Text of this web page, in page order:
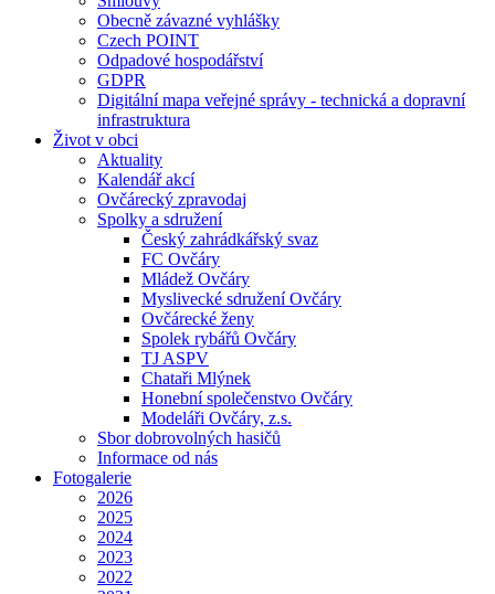
Obecně závazné vyhlášky
Czech POINT
Odpadové hospodářství
GDPR
Digitální mapa veřejné správy - technická a dopravní
infrastruktura
Život v obci
Aktuality
Kalendář akcí
Ovčárecký zpravodaj
Spolky a sdružení
Český zahrádkářský svaz
FC Ovčáry
Mládež Ovčáry
Myslivecké sdružení Ovčáry
Ovčárecké ženy
Spolek rybářů Ovčáry
TJ ASPV
Chataři Mlýnek
Honební společenstvo Ovčáry
Modeláři Ovčáry, z.s.
Sbor dobrovolných hasičů
Informace od nás
Fotogalerie
2026
2025
2024
2023
2022